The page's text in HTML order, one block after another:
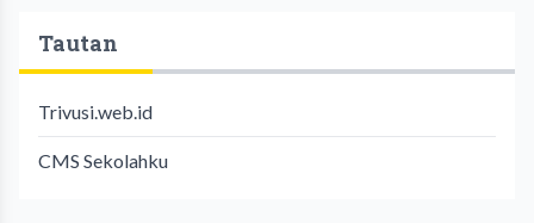
Tautan
Trivusi.web.id
CMS Sekolahku